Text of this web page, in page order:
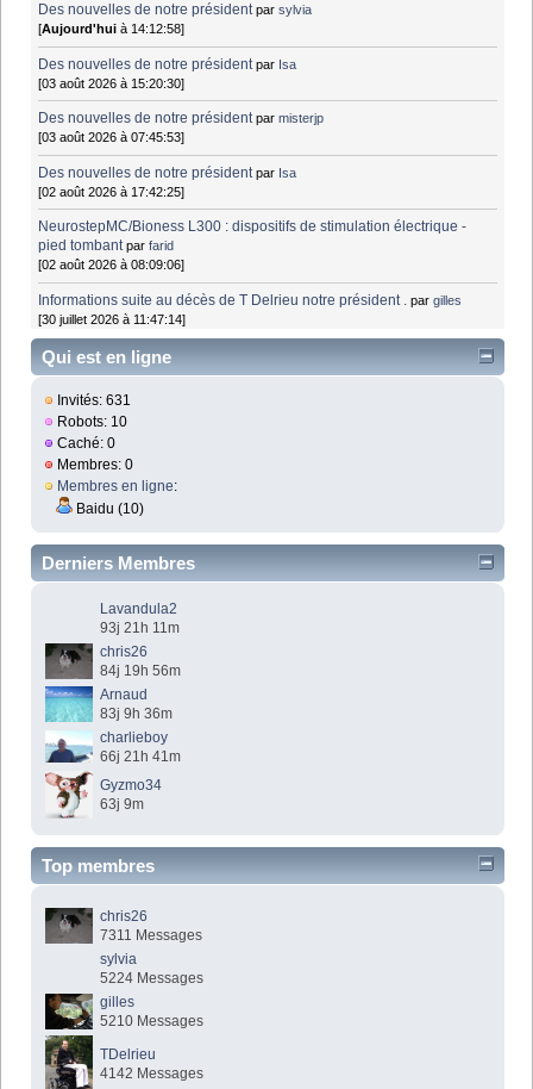
Des nouvelles de notre président parsylvia
[Aujourd'hui à 14:12:58]
Des nouvelles de notre président par Isa
[03 août 2026 à 15:20:30]
Des nouvelles de notre président parmisterjp
[03 août 2026 à 07:45:53]
Des nouvelles de notre président par Isa
[02 août 2026 à 17:42:25]
NeurostepMC/Bioness L300 : dispositifs de stimulation électrique -
pied tombant parfarid
[02 août 2026 à 08:09:06]
Informations suite au décès de T Delrieu notre président . pargilles
[30 juillet 2026 à 11:47:14]
Qui est en ligne
Invités: 631
Robots: 10
Caché: 0
Membres: 0
Membres en ligne:
Baidu (10)
Derniers Membres
Lavandula2
93j 21h 11m
chris26
84j 19h 56m
Arnaud
83j 9h 36m
charlieboy
66j 21h 41m
Gyzmo34
63j 9m
Top membres
chris26
7311 Messages
sylvia
5224 Messages
gilles
5210 Messages
TDelrieu
4142 Messages